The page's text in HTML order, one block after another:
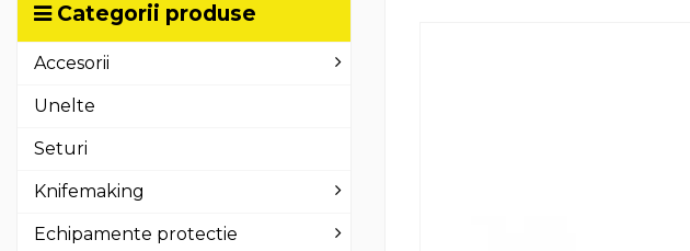
Categorii produse
Accesorii
Unelte
Seturi
Knifemaking
Echipamente protectie